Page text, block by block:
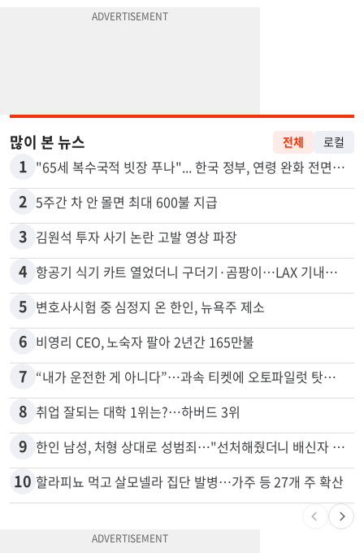
많이 본 뉴스 전체 로컬
1 "65세 복수국적 빗장 푸나"... 한국 정부, 연령 완화 전면 추진
2 5주간 차 안 몰면 최대 600불 지급
3 김원석 투자 사기 논란 고발 영상 파장
4 항공기 식기 카트 열었더니 구더기·곰팡이…LAX 기내식 업체 논란
5 변호사시험 중 심정지 온 한인, 뉴욕주 제소
6 비영리 CEO, 노숙자 팔아 2년간 165만불
7 “내가 운전한 게 아니다”…과속 티켓에 오토파일럿 탓한 운전자
8 취업 잘되는 대학 1위는?…하버드 3위
9 한인 남성, 처형 상대로 성범죄…"선처해줬더니 배신자 취급"
10 할라피뇨 먹고 살모넬라 집단 발병…가주 등 27개 주 확산